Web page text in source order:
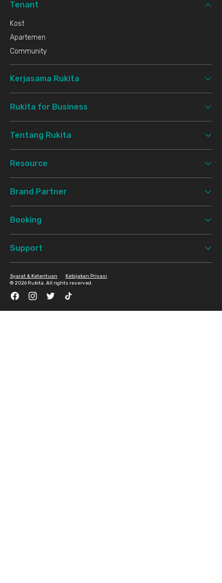
Tenant
Kost
Apartemen
Community
Kerjasama Rukita
Rukita for Business
Tentang Rukita
Resource
Brand Partner
Booking
Support
© 2026 Rukita. All rights reserved.
Syarat & Ketentuan Kebijakan Privasi
FacebookInstagramTwitter TikTok